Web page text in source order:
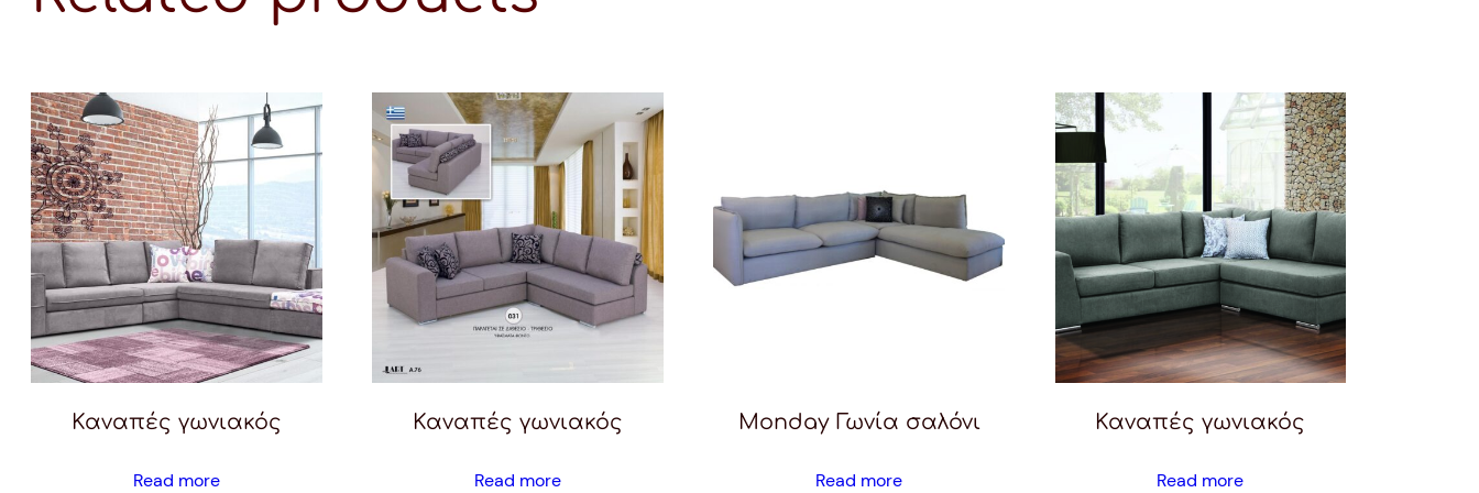
Καναπές γωνιακός
Read more
Καναπές γωνιακός
Read more
Monday Γωνία σαλόνι
Read more
Καναπές γωνιακός
Read more